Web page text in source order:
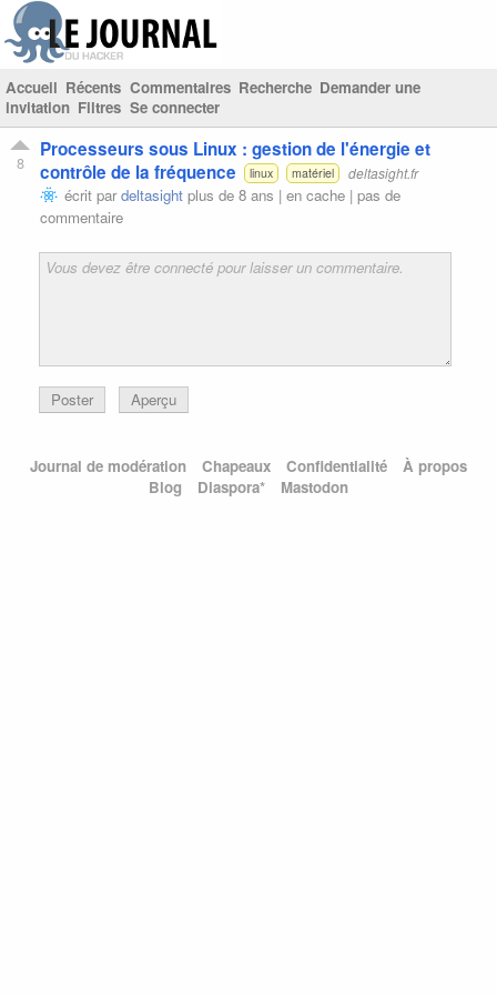
Accueil Récents Commentaires Recherche Demander une
invitation Filtres Se connecter
8
Processeurs sous Linux : gestion de l'énergie et
contrôle de la fréquence
linux matériel deltasight.fr
écrit pardeltasight plus de 8 ans | en cache | pas de
commentaire
Poster Aperçu
Journal de modération Chapeaux Confidentialité
À propos
Blog
Diaspora* Mastodon